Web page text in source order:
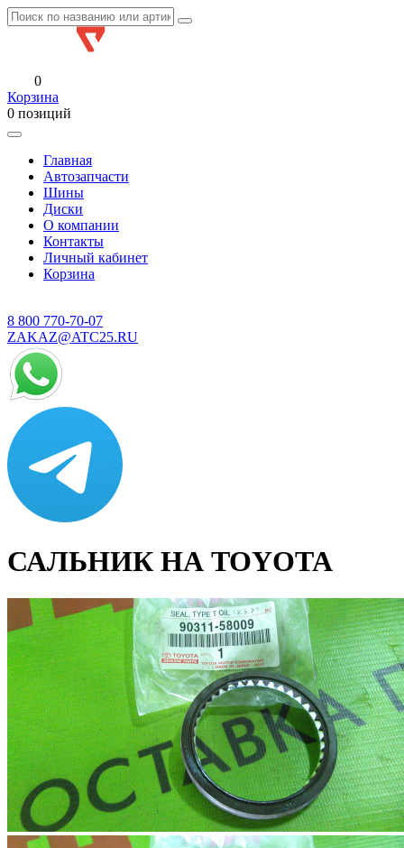
0
Корзина
0 позиций
Главная
Автозапчасти
Шины
Диски
О компании
Контакты
Личный кабинет
Корзина
8 800 770-70-07
ZAKAZ@ATC25.RU
САЛЬНИК НА TOYOTA